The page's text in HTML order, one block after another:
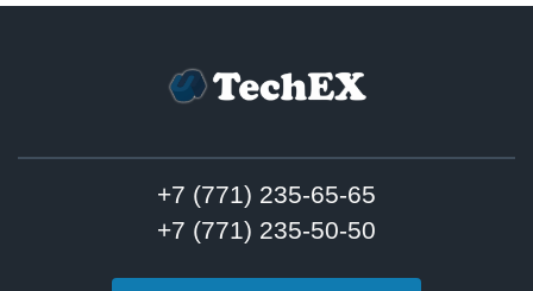
+7 (771) 235-65-65
+7 (771) 235-50-50